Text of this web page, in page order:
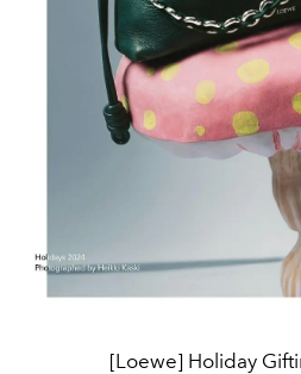
[Loewe] Holiday